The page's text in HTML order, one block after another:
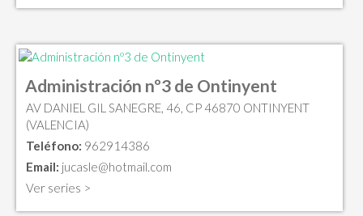
Administración nº3 de Ontinyent
AV DANIEL GIL SANEGRE, 46, CP 46870 ONTINYENT
(VALENCIA)
Teléfono: 962914386
Email: jucasle@hotmail.com
Ver series >